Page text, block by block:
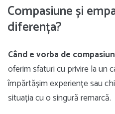
Compasiune și
diferența?
Când e vorba de
oferim sfaturi cu privire la un
împărtășim experiențe sau
situația cu o singură remarcă.